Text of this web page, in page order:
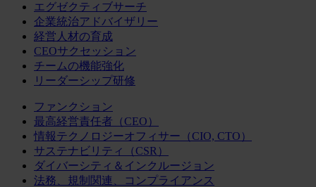
エグゼクティブサーチ
企業統治アドバイザリー
経営人材の育成
CEOサクセッション
チームの機能強化
リーダーシップ研修
ファンクション
最高経営責任者（CEO）
情報テクノロジーオフィサー（CIO, CTO）
サステナビリティ（CSR）
ダイバーシティ＆インクルージョン
法務、規制関連、コンプライアンス